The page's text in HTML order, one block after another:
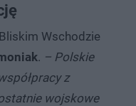
Wschodzie
. – Polskie
z
wojskowe